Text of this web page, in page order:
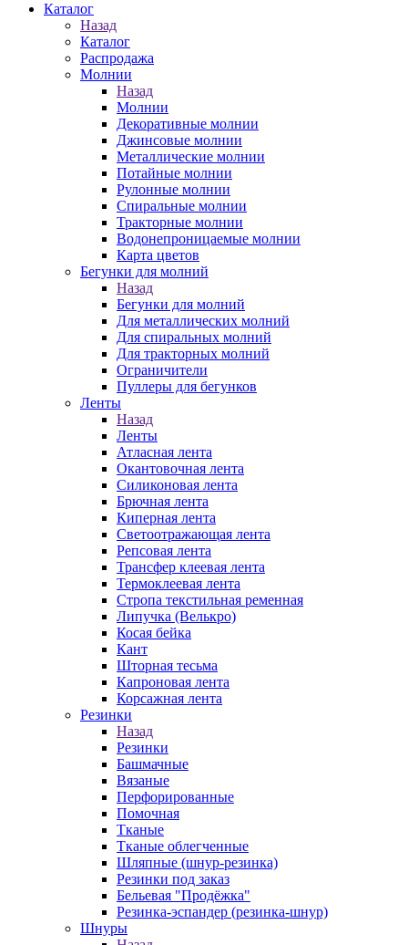
Каталог
Назад
Каталог
Распродажа
Молнии
Назад
Молнии
Декоративные молнии
Джинсовые молнии
Металлические молнии
Потайные молнии
Рулонные молнии
Спиральные молнии
Тракторные молнии
Водонепроницаемые молнии
Карта цветов
Бегунки для молний
Назад
Бегунки для молний
Для металлических молний
Для спиральных молний
Для тракторных молний
Ограничители
Пуллеры для бегунков
Ленты
Назад
Ленты
Атласная лента
Окантовочная лента
Силиконовая лента
Брючная лента
Киперная лента
Светоотражающая лента
Репсовая лента
Трансфер клеевая лента
Термоклеевая лента
Стропа текстильная ременная
Липучка (Велькро)
Косая бейка
Кант
Шторная тесьма
Капроновая лента
Корсажная лента
Резинки
Назад
Резинки
Башмачные
Вязаные
Перфорированные
Помочная
Тканые
Тканые облегченные
Шляпные (шнур-резинка)
Резинки под заказ
Бельевая "Продёжка"
Резинка-эспандер (резинка-шнур)
Шнуры